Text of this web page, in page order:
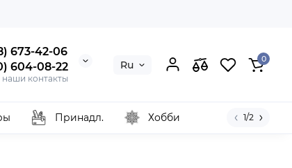
673-42-06
604-08-22
наши контакты
Ru 0
Принадл. Хобби 1/2